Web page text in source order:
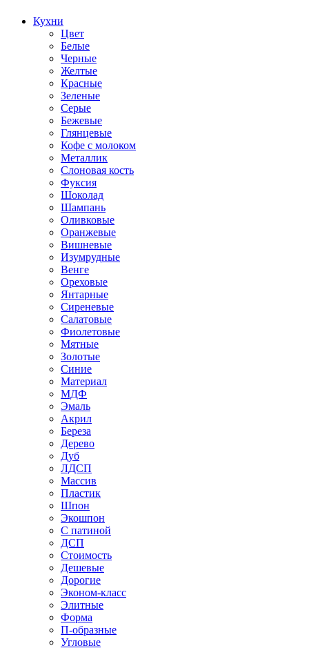
Кухни
Цвет
Белые
Черные
Желтые
Красные
Зеленые
Серые
Бежевые
Глянцевые
Кофе с молоком
Металлик
Слоновая кость
Фуксия
Шоколад
Шампань
Оливковые
Оранжевые
Вишневые
Изумрудные
Венге
Ореховые
Янтарные
Сиреневые
Салатовые
Фиолетовые
Мятные
Золотые
Синие
Материал
МДФ
Эмаль
Акрил
Береза
Дерево
Дуб
ЛДСП
Массив
Пластик
Шпон
Экошпон
С патиной
ДСП
Стоимость
Дешевые
Дорогие
Эконом-класс
Элитные
Форма
П-образные
Угловые